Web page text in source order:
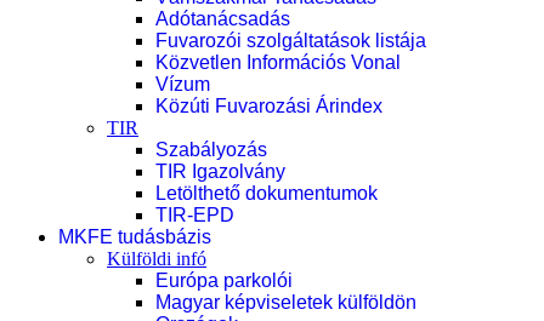
Adótanácsadás
Fuvarozói szolgáltatások listája
Közvetlen Információs Vonal
Vízum
Közúti Fuvarozási Árindex
TIR
Szabályozás
TIR Igazolvány
Letölthető dokumentumok
TIR-EPD
MKFE tudásbázis
Külföldi infó
Európa parkolói
Magyar képviseletek külföldön